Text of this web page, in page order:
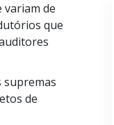
sobre as Drogas
dos Cidadãos para os
Filmes Introdutórios
Serviços Introdutórios
variam de
que
supremas
de